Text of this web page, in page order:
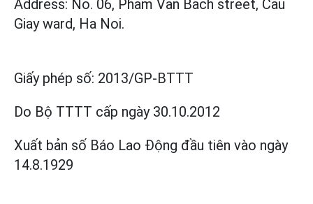
Address: No. 06, Pham Van Bach street, Cau
Giay ward, Ha Noi.
Giấy phép số: 2013/GP-BTTT
Do Bộ TTTT cấp ngày 30.10.2012
Xuất bản số Báo Lao Động đầu tiên vào ngày
14.8.1929